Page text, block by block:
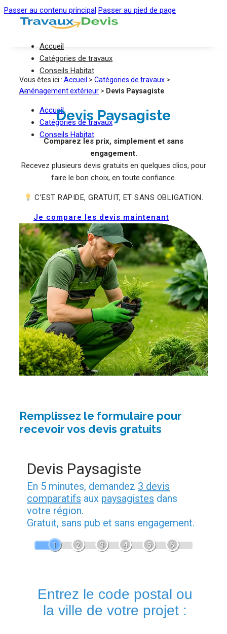
Passer au contenu principal Passer au pied de page
Accueil
Catégories de travaux
Conseils Habitat
Accueil
Catégories de travaux
Conseils Habitat
Vous êtes ici : Accueil > Catégories de travaux >
Aménagement extérieur > Devis Paysagiste
Devis Paysagiste
Comparez les prix, simplement et sans
engagement.
Recevez plusieurs devis gratuits en quelques clics, pour
faire le bon choix, en toute confiance.
C’EST RAPIDE, GRATUIT, ET SANS OBLIGATION.
Je compare les devis maintenant
Remplissez le formulaire pour
recevoir vos devis gratuits
Devis Paysagiste
En 5 minutes, demandez 3 devis
comparatifs aux paysagistes dans
votre région.
Gratuit, sans pub et sans engagement.
1 2 3 4 5 6
Entrez le code postal ou
la ville de votre projet :